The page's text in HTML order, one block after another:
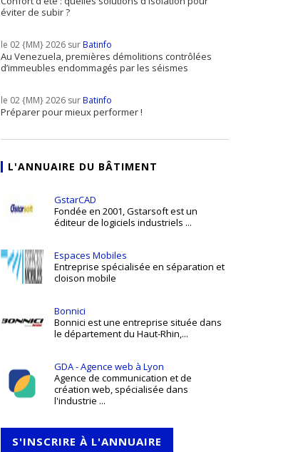
éviter de subir ?
le 02 {MM} 2026 surBatinfo
Au Venezuela, premières démolitions contrôlées
d’immeubles endommagés par les séismes
le 02 {MM} 2026 surBatinfo
Préparer pour mieux performer !
L'ANNUAIRE DU BÂTIMENT
GstarCAD
Fondée en 2001, Gstarsoft est un
éditeur de logiciels industriels ...
Espaces Mobiles
Entreprise spécialisée en séparation et
cloison mobile
Bonnici
Bonnici est une entreprise située dans
le département du Haut-Rhin,...
GDA - Agence web à Lyon
Agence de communication et de
création web, spécialisée dans
l'industrie ...
S'INSCRIRE À L'ANNUAIRE